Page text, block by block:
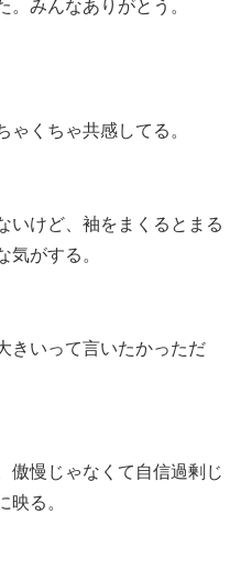
みんなありがとう。
くちゃ共感してる。
いけど、袖をまくるとまる
気がする。
きいって言いたかっただ
傲慢じゃなくて自信過剰じ
映る。